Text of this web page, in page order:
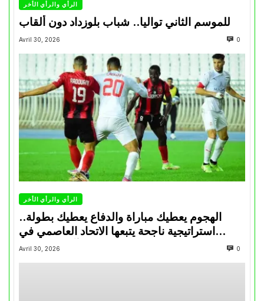
الرأي والرأي الأخر
للموسم الثاني تواليا.. شباب بلوزداد دون ألقاب
Avril 30, 2026 0
الرأي والرأي الأخر
الهجوم يعطيك مباراة والدفاع يعطيك بطولة..
استراتيجية ناجحة يتبعها الاتحاد العاصمي في
تتويجاته آخر السنوات
Avril 30, 2026 0